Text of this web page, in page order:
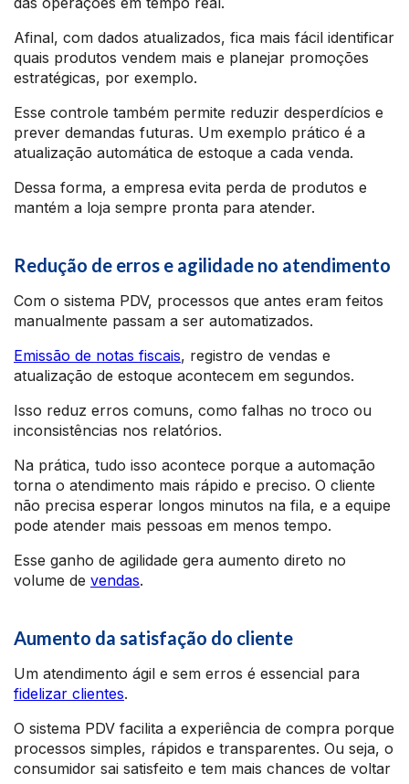
Afinal, com dados atualizados, fica mais fácil identificar
quais produtos vendem mais e planejar promoções
estratégicas, por exemplo.
Esse controle também permite reduzir desperdícios e
prever demandas futuras. Um exemplo prático é a
atualização automática de estoque a cada venda.
Dessa forma, a empresa evita perda de produtos e
mantém a loja sempre pronta para atender.
Redução de erros e agilidade no atendimento
Com o sistema PDV, processos que antes eram feitos
manualmente passam a ser automatizados.
Emissão de notas fiscais, registro de vendas e
atualização de estoque acontecem em segundos.
Isso reduz erros comuns, como falhas no troco ou
inconsistências nos relatórios.
Na prática, tudo isso acontece porque a automação
torna o atendimento mais rápido e preciso. O cliente
não precisa esperar longos minutos na fila, e a equipe
pode atender mais pessoas em menos tempo.
Esse ganho de agilidade gera aumento direto no
volume de vendas.
Aumento da satisfação do cliente
Um atendimento ágil e sem erros é essencial para
fidelizar clientes.
O sistema PDV facilita a experiência de compra porque
processos simples, rápidos e transparentes. Ou seja, o
consumidor sai satisfeito e tem mais chances de voltar